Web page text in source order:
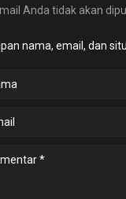
Anda tidak akan
nama, email, dan